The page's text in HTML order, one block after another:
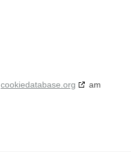
cookiedatabase.org
am